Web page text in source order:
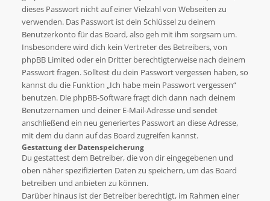
dieses Passwort nicht auf einer Vielzahl von Webseiten zu
verwenden. Das Passwort ist dein Schlüssel zu deinem
Benutzerkonto für das Board, also geh mit ihm sorgsam um.
Insbesondere wird dich kein Vertreter des Betreibers, von
phpBB Limited oder ein Dritter berechtigterweise nach deinem
Passwort fragen. Solltest du dein Passwort vergessen haben, so
kannst du die Funktion „Ich habe mein Passwort vergessen“
benutzen. Die phpBB-Software fragt dich dann nach deinem
Benutzernamen und deiner E-Mail-Adresse und sendet
anschließend ein neu generiertes Passwort an diese Adresse,
mit dem du dann auf das Board zugreifen kannst.
Gestattung der Datenspeicherung
Du gestattest dem Betreiber, die von dir eingegebenen und
oben näher spezifizierten Daten zu speichern, um das Board
betreiben und anbieten zu können.
Darüber hinaus ist der Betreiber berechtigt, im Rahmen einer